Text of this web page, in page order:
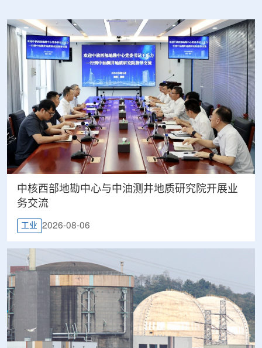
中核西部地勘中心与中油测井地质研究院开展业
务交流
工业 2026-08-06